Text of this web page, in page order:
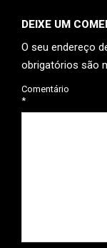
DEIXE UM
O seu endereço
obrigatórios são
Comentário
*